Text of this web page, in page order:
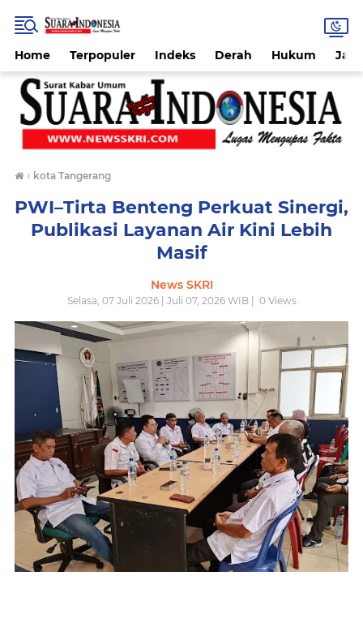
Home Terpopuler Indeks Derah Hukum
› kota Tangerang
PWI–Tirta Benteng Perkuat Sinergi,
Publikasi Layanan Air Kini Lebih
Masif
News SKRI
Selasa, 07 Juli 2026 | Juli 07, 2026 WIB | 0Views